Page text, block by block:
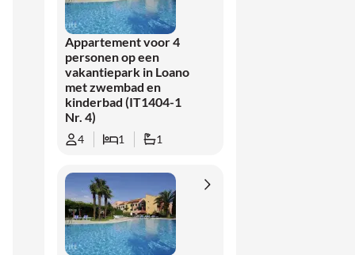
Appartement voor 4
personen op een
vakantiepark in Loano
met zwembad en
kinderbad (IT1404-1
Nr. 4)
4 1 1